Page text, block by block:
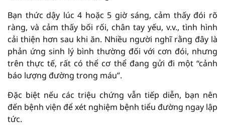
Bạn thức dậy lúc 4 hoặc 5 giờ sáng, cảm thấy đói rõ
ràng, và cảm thấy bối rối, chân tay yếu, v.v., tình hình
cải thiện hơn sau khi ăn. Nhiều người nghĩ rằng đây là
phản ứng sinh lý bình thường đối với cơn đói, nhưng
trên thực tế, rất có thể cơ thể đang gửi đi một “cảnh
báo lượng đường trong máu”.
Đặc biệt nếu các triệu chứng vẫn tiếp diễn, bạn nên
đến bệnh viện để xét nghiệm bệnh tiểu đường ngay lập
tức.